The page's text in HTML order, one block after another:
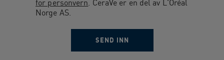
for personvern . CeraVe er en del av L'Oréal
Norge AS.